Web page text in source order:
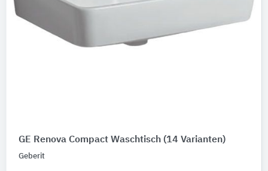
GE Renova Compact Waschtisch (14 Varianten)
Geberit